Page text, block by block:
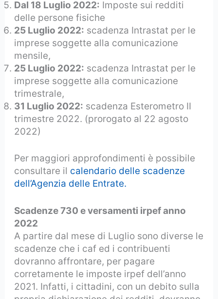
Dal 18 Luglio 2022: Imposte sui redditi
delle persone fisiche
25 Luglio 2022: scadenza Intrastat per le
imprese soggette alla comunicazione
mensile,
25 Luglio 2022: scadenza Intrastat per le
imprese soggette alla comunicazione
trimestrale,
31 Luglio 2022: scadenza Esterometro II
trimestre 2022. (prorogato al 22 agosto
2022)
Per maggiori approfondimenti è possibile
consultare il calendario delle scadenze
dell’Agenzia delle Entrate.
Scadenze 730 e versamenti irpef anno
2022
A partire dal mese di Luglio sono diverse le
scadenze che i caf ed i contribuenti
dovranno affrontare, per pagare
corretamente le imposte irpef dell’anno
2021. Infatti, i cittadini, con un debito sulla